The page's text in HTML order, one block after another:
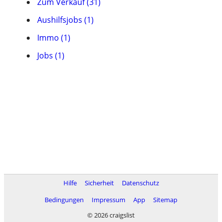
Aushilfsjobs (1)
Immo (1)
Jobs (1)
Hilfe Sicherheit
Datenschutz
Bedingungen
Impressum App
Sitemap
© 2026 craigslist